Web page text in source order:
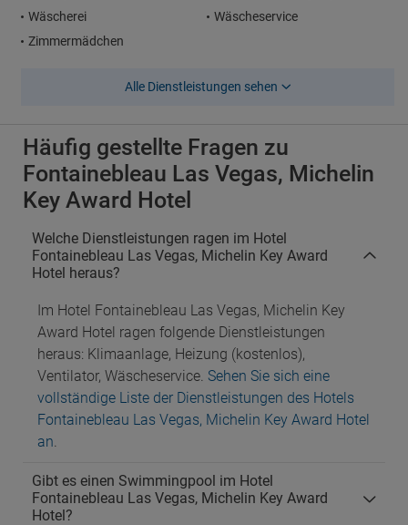
Wäscherei
Wäscheservice
Zimmermädchen
Alle Dienstleistungen sehen
Häufig gestellte Fragen zu
Fontainebleau Las Vegas, Michelin
Key Award Hotel
Welche Dienstleistungen ragen im Hotel
Fontainebleau Las Vegas, Michelin Key Award
Hotel heraus?
Im Hotel Fontainebleau Las Vegas, Michelin Key
Award Hotel ragen folgende Dienstleistungen
heraus: Klimaanlage, Heizung (kostenlos),
Ventilator, Wäscheservice. Sehen Sie sich eine
vollständige Liste der Dienstleistungen des Hotels
Fontainebleau Las Vegas, Michelin Key Award Hotel
an.
Gibt es einen Swimmingpool im Hotel
Fontainebleau Las Vegas, Michelin Key Award
Hotel?